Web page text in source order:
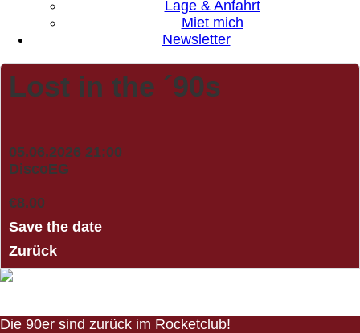
Lage & Anfahrt
Miet mich
Newsletter
Lost in the ´90s
05.06.2026 21:00
DiscoEG
€8.00
Save the date
Zurück
Die 90er sind zurück im Rocketclub!